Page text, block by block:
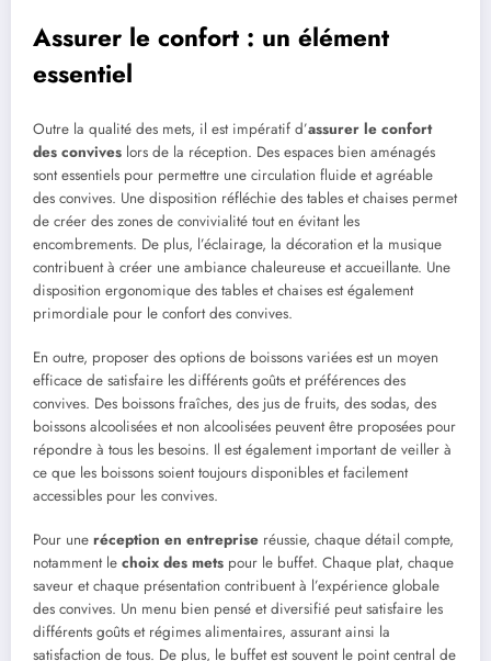
Assurer le confort : un élément
essentiel
Outre la qualité des mets, il est impératif d’assurer le confort
des convives lors de la réception. Des espaces bien aménagés
sont essentiels pour permettre une circulation fluide et agréable
des convives. Une disposition réfléchie des tables et chaises permet
de créer des zones de convivialité tout en évitant les
encombrements. De plus, l’éclairage, la décoration et la musique
contribuent à créer une ambiance chaleureuse et accueillante. Une
disposition ergonomique des tables et chaises est également
primordiale pour le confort des convives.
En outre, proposer des options de boissons variées est un moyen
efficace de satisfaire les différents goûts et préférences des
convives. Des boissons fraîches, des jus de fruits, des sodas, des
boissons alcoolisées et non alcoolisées peuvent être proposées pour
répondre à tous les besoins. Il est également important de veiller à
ce que les boissons soient toujours disponibles et facilement
accessibles pour les convives.
Pour une réception en entreprise réussie, chaque détail compte,
notamment le choix des mets pour le buffet. Chaque plat, chaque
saveur et chaque présentation contribuent à l’expérience globale
des convives. Un menu bien pensé et diversifié peut satisfaire les
différents goûts et régimes alimentaires, assurant ainsi la
satisfaction de tous. De plus, le buffet est souvent le point central de